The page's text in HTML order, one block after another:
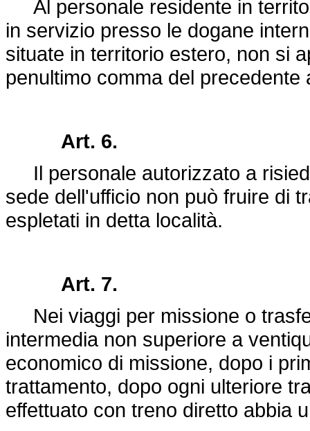
Al personale residente in
in servizio presso le dogane
situate in territorio estero, non si
penultimo comma del precedente
Art. 6.
Il personale autorizzato a
sede dell'ufficio non può fruire di
espletati in detta località.
Art. 7.
Nei viaggi per missione o
intermedia non superiore a
economico di missione, dopo i
trattamento, dopo ogni ulteriore
effettuato con treno diretto abbia